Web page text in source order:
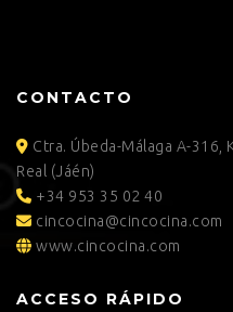
CONTACTO
Ctra. Úbeda-Málaga A-316,
Real (Jáén)
+34 953 35 02 40
cincocina@cincocina.com
www.cincocina.com
ACCESO RÁPIDO